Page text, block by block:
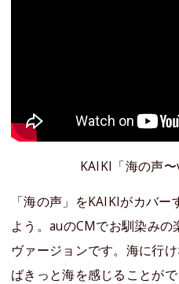
KAIKI「海の声
「海の声」をKAIKIがカバ
よう。auのCMでお馴染み
ヴァージョンです。海に行
ばきっと海を感じることがで